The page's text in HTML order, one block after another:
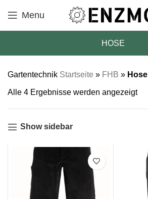
Menu
HOSE
Gartentechnik Startseite » FHB » Hose
Alle 4 Ergebnisse werden angezeigt
Show sidebar